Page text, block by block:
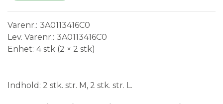
Varenr. 3A0113416C0
Lev. Varenr. 3A0113416C0
Enhet 4 stk (2 × 2 stk)
Indhold: 2 stk. str. M, 2 stk. str. L.